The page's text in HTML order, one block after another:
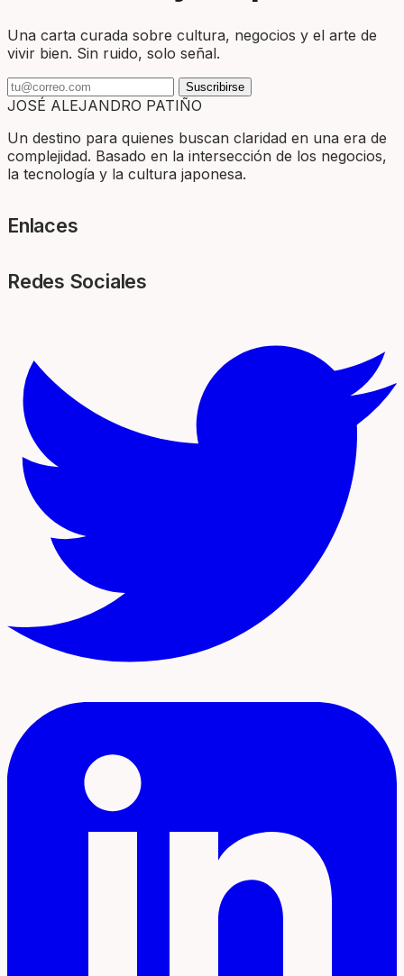
Una carta curada sobre cultura, negocios y el arte de
vivir bien. Sin ruido, solo señal.
Suscribirse
JOSÉ ALEJANDRO PATIÑO
Un destino para quienes buscan claridad en una era de
complejidad. Basado en la intersección de los negocios,
la tecnología y la cultura japonesa.
Enlaces
Redes Sociales